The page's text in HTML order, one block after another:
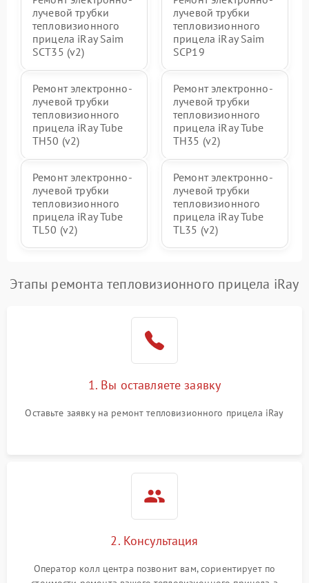
лучевой трубки
тепловизионного
прицела iRay Saim
SCT35 (v2)
лучевой трубки
тепловизионного
прицела iRay Saim
SCP19
Ремонт электронно-
лучевой трубки
тепловизионного
прицела iRay Tube
TH50 (v2)
Ремонт электронно-
лучевой трубки
тепловизионного
прицела iRay Tube
TH35 (v2)
Ремонт электронно-
лучевой трубки
тепловизионного
прицела iRay Tube
TL50 (v2)
Ремонт электронно-
лучевой трубки
тепловизионного
прицела iRay Tube
TL35 (v2)
Этапы ремонта тепловизионного прицела iRay
1. Вы оставляете заявку
Оставьте заявку на ремонт тепловизионного прицела iRay
2. Консультация
Оператор колл центра позвонит вам, сориентирует по